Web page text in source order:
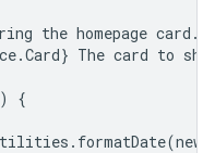
the homepage card .
.Card} The card to
)
{
. formatDate(new